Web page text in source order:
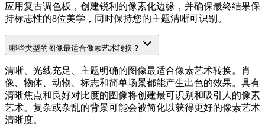
应用复古调色板，创建锐利的像素化边缘，并确保最终结果保
持标志性的8位美学，同时保持您的主题清晰可识别。
哪些类型的图像最适合像素艺术转换？
清晰、光线充足、主题明确的图像最适合像素艺术转换。肖
像、物体、动物、标志和简单场景都能产生出色的效果。具有
清晰焦点和良好对比度的图像将创建最可识别和吸引人的像素
艺术。复杂或杂乱的背景可能会被简化以获得更好的像素艺术
清晰度。